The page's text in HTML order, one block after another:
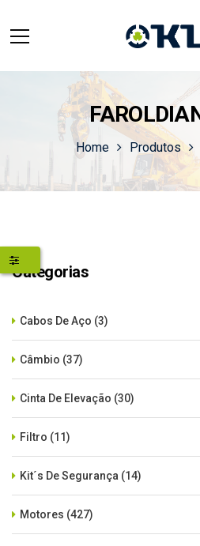
Home Produtos
Categorias
Cabos De Aço (3)
Câmbio (37)
Cinta De Elevação (30)
Filtro (11)
Kit´s De Segurança (14)
Motores (427)